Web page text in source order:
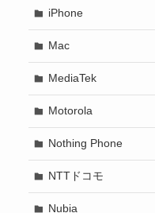
iPhone
Mac
MediaTek
Motorola
Nothing Phone
NTTドコモ
Nubia